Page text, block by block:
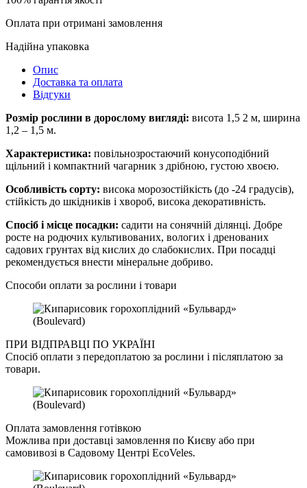
Оплата при отримані замовлення
Надійна упаковка
Опис
Доставка та оплата
Відгуки
Розмір рослини в дорослому вигляді: висота 1,5 2 м, ширина
1,2 – 1,5 м.
Характеристика: повільнозростаючий конусоподібний
щільний і компактний чагарник з дрібною, густою хвоєю.
Особливість сорту: висока морозостійкість (до -24 градусів),
стійкість до шкідників і хвороб, висока декоративність.
Спосіб і місце посадки: садити на сонячній ділянці. Добре
росте на родючих культивованих, вологих і дренованих
садових грунтах від кислих до слабокислих. При посадці
рекомендується внести мінеральне добриво.
Способи оплати за рослини і товари
ПРИ ВІДПРАВЦІ ПО УКРАЇНІ
Спосіб оплати з передоплатою за рослини і післяплатою за
товари.
Оплата замовлення готівкою
Можлива при доставці замовлення по Києву або при
самовивозі в Садовому Центрі EcoVeles.